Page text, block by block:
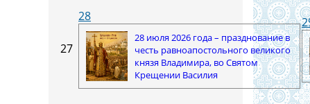
27
28
28 июля 2026 года – празднование в
честь равноапостольного великого
князя Владимира, во Святом
Крещении Василия